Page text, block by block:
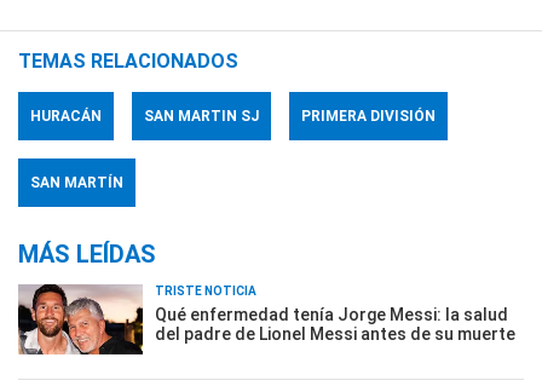
TEMAS RELACIONADOS
HURACÁN SAN MARTIN SJ PRIMERA DIVISIÓN
SAN MARTÍN
MÁS LEÍDAS
TRISTE NOTICIA
Qué enfermedad tenía Jorge Messi: la salud
del padre de Lionel Messi antes de su muerte